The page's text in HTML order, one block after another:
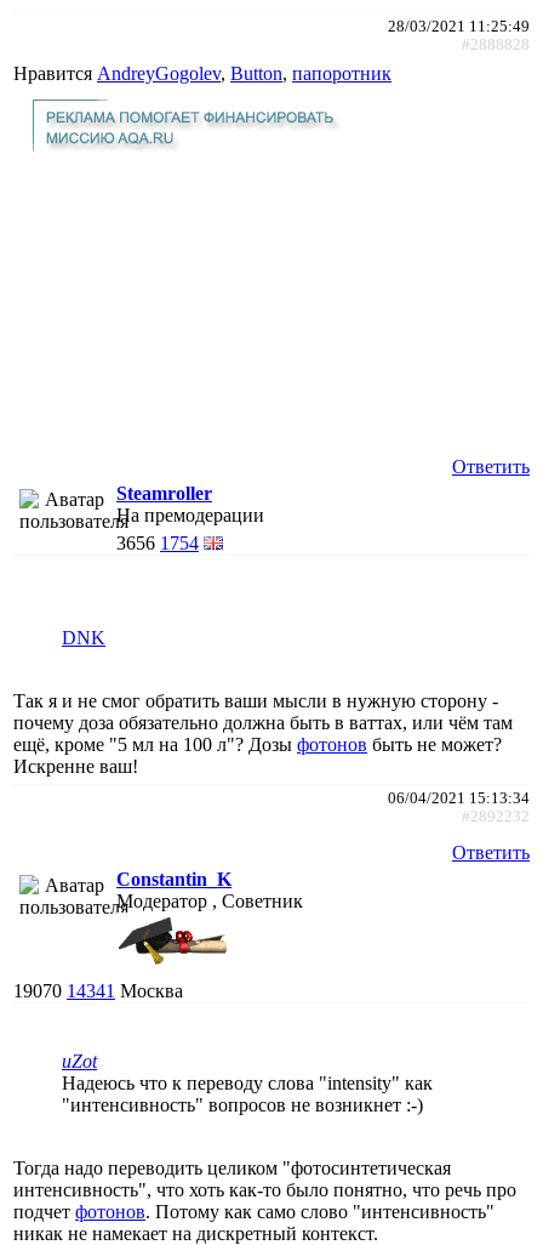
28/03/2021 11:25:49
#2888828
Нравится AndreyGogolev, Button, папоротник
Ответить
Steamroller
На премодерации
3656 1754
DNK
Так я и не смог обратить ваши мысли в нужную сторону -
почему доза обязательно должна быть в ваттах, или чём там
ещё, кроме "5 мл на 100 л"? Дозы фотонов быть не может?
Искренне ваш!
06/04/2021 15:13:34
#2892232
Ответить
Constantin_K
Модератор , Советник
19070 14341 Москва
uZot
Надеюсь что к переводу слова "intensity" как
"интенсивность" вопросов не возникнет :-)
Тогда надо переводить целиком "фотосинтетическая
интенсивность", что хоть как-то было понятно, что речь про
подчет фотонов. Потому как само слово "интенсивность"
никак не намекает на дискретный контекст.